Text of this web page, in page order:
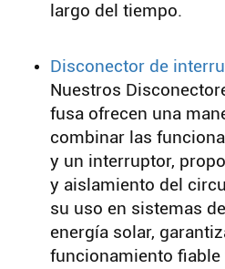
largo del tiempo.
Disconector de
Nuestros
fusa ofrecen una
combinar las
y un interruptor,
y aislamiento del
su uso en sistemas
energía solar,
funcionamiento fiable